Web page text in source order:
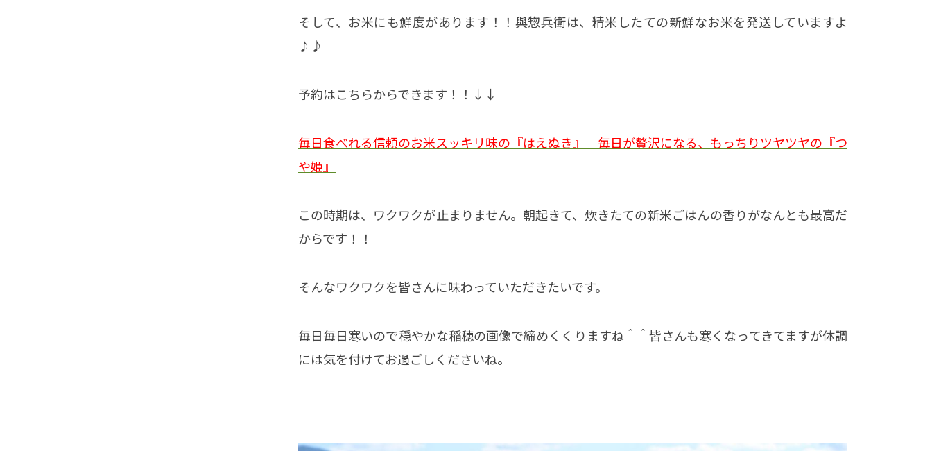
そして、お米にも鮮度があります！！與惣兵衛は、精米したての新鮮なお米を発送していますよ
♪♪
予約はこちらからできます！！↓↓
毎日食べれる信頼のお米スッキリ味の『はえぬき』 毎日が贅沢になる、もっちりツヤツヤの『つ
や姫』
この時期は、ワクワクが止まりません。朝起きて、炊きたての新米ごはんの香りがなんとも最高だ
からです！！
そんなワクワクを皆さんに味わっていただきたいです。
毎日毎日寒いので穏やかな稲穂の画像で締めくくりますね＾＾皆さんも寒くなってきてますが体調
には気を付けてお過ごしくださいね。